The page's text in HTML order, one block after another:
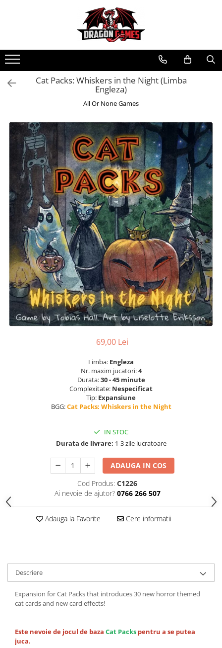
Cat Packs: Whiskers in the Night (Limba
Engleza)
All Or None Games
69,00 Lei
Limba: Engleza
Nr. maxim jucatori:4
Durata:30 - 45 minute
Complexitate: Nespecificat
Tip: Expansiune
BGG:Cat Packs: Whiskers in the Night
IN STOC
Durata de livrare: 1-3 zile lucratoare
ADAUGA IN COS
Cod Produs: C1226
Ai nevoie de ajutor? 0766 266 507
Adauga la Favorite Cere informatii
Descriere
Expansion for Cat Packs that introduces 30 new horror themed
cat cards and new card effects!
Este nevoie de jocul de baza Cat Packs pentru a se putea
juca.